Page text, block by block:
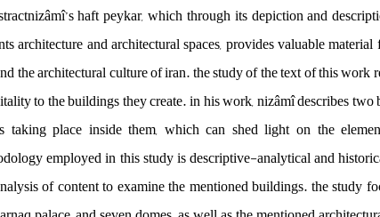
haft peykar, which through its depiction and
architecture and architectural spaces, provides valuable
the architectural culture of iran. the study of the text of this work
to the buildings they create. in his work, nizâmî describes
taking place inside them, which can shed light on the
employed in this study is descriptive-analytical and
of content to examine the mentioned buildings. the study